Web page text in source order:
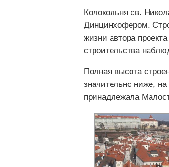
Колокольня св.
Динцинхофером.
жизни автора
строительства
Полная высота
значительно ниже,
принадлежала